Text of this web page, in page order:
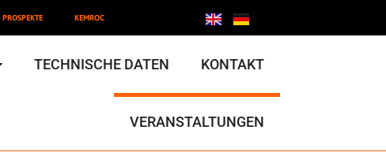
PROSPEKTE KEMROC
TECHNISCHE DATEN KONTAKT
VERANSTALTUNGEN